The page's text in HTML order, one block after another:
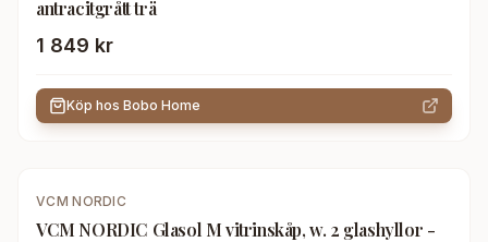
antracitgrått trä
1 849 kr
Köp hos Bobo Home
VCM NORDIC
VCM NORDIC Glasol M vitrinskåp, w. 2 glashyllor -